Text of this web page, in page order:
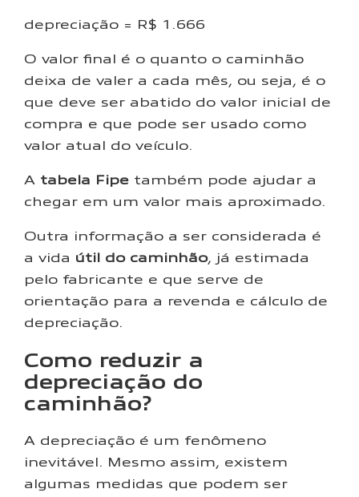
depreciação = R$ 1.666
O valor final é o quanto o caminhão
deixa de valer a cada mês, ou seja, é o
que deve ser abatido do valor inicial de
compra e que pode ser usado como
valor atual do veículo.
A tabela Fipe também pode ajudar a
chegar em um valor mais aproximado.
Outra informação a ser considerada é
a vida útil do caminhão, já estimada
pelo fabricante e que serve de
orientação para a revenda e cálculo de
depreciação.
Como reduzir a
depreciação do
caminhão?
A depreciação é um fenômeno
inevitável. Mesmo assim, existem
algumas medidas que podem ser